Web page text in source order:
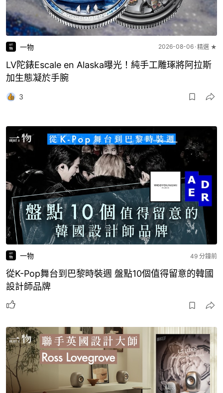
一物 2026-08-06 精選 ★
LV陀錶Escale en Alaska曝光！純手工雕琢將阿拉斯
加生態凝於手腕
3
一物 49 分鐘前
從K-Pop舞台到巴黎時裝週 盤點10個值得留意的韓國
設計師品牌